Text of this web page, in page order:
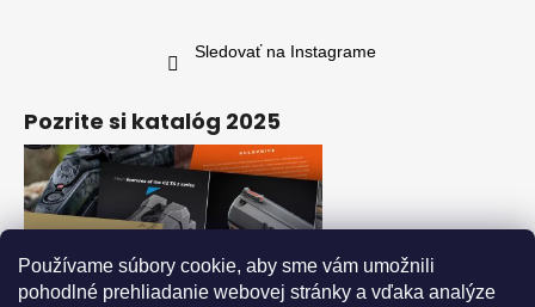
Používame súbory cookie, aby sme vám umožnili
pohodlné prehliadanie webovej stránky a vďaka analýze
Sledovať na Instagrame
Pozrite si katalóg 2025